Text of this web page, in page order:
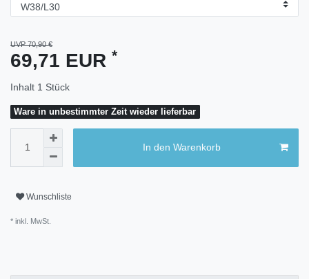
UVP 70,90 €
69,71 EUR *
Inhalt 1 Stück
Ware in unbestimmter Zeit wieder lieferbar
In den Warenkorb
Wunschliste
* inkl. MwSt.